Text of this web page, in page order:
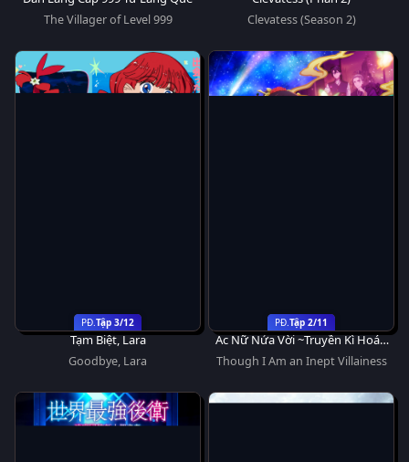
The Villager of Level 999 Clevatess (Season 2)
Tập 3/12
Tạm Biệt, Lara
Goodbye, Lara
Tập 2/11
Ác Nữ Nửa Vời ~Truyền Kì Hoán
Hồn Đổi Xác~
Though I Am an Inept Villainess